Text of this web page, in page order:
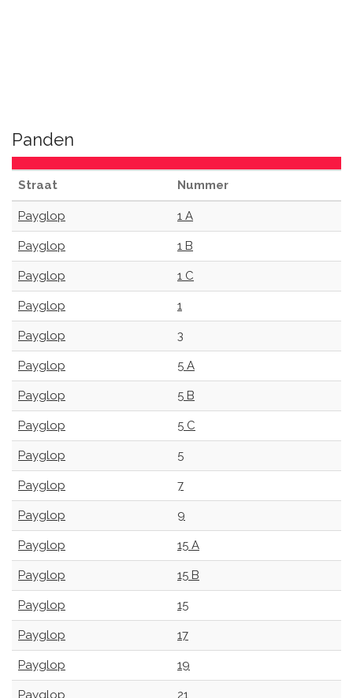
Panden
Straat Nummer
Payglop 1 A
Payglop 1 B
Payglop 1 C
Payglop 1
Payglop 3
Payglop 5 A
Payglop 5 B
Payglop 5 C
Payglop 5
Payglop 7
Payglop 9
Payglop 15 A
Payglop 15 B
Payglop 15
Payglop 17
Payglop 19
Payglop 21